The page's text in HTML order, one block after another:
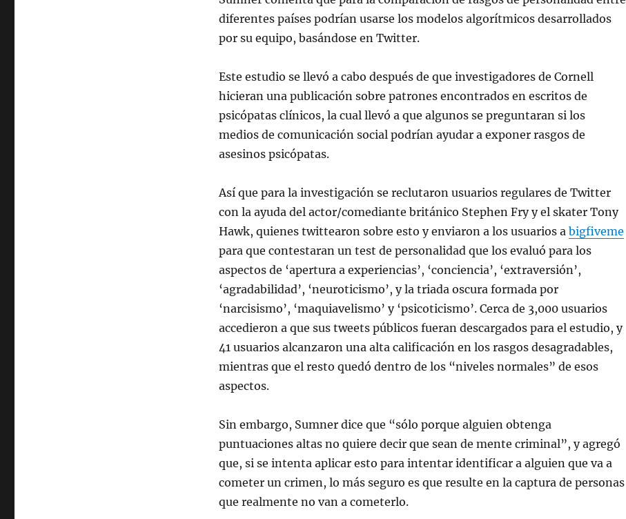
diferentes países podrían usarse los modelos algorítmicos desarrollados
por su equipo, basándose en Twitter.
Este estudio se llevó a cabo después de que investigadores de Cornell
hicieran una publicación sobre patrones encontrados en escritos de
psicópatas clínicos, la cual llevó a que algunos se preguntaran si los
medios de comunicación social podrían ayudar a exponer rasgos de
asesinos psicópatas.
Así que para la investigación se reclutaron usuarios regulares de Twitter
con la ayuda del actor/comediante británico Stephen Fry y el skater Tony
Hawk, quienes twittearon sobre esto y enviaron a los usuarios a bigfiveme
para que contestaran un test de personalidad que los evaluó para los
aspectos de ‘apertura a experiencias’, ‘conciencia’, ‘extraversión’,
‘agradabilidad’, ‘neuroticismo’, y la triada oscura formada por
‘narcisismo’, ‘maquiavelismo’ y ‘psicoticismo’. Cerca de 3,000 usuarios
accedieron a que sus tweets públicos fueran descargados para el estudio, y
41 usuarios alcanzaron una alta calificación en los rasgos desagradables,
mientras que el resto quedó dentro de los “niveles normales” de esos
aspectos.
Sin embargo, Sumner dice que “sólo porque alguien obtenga
puntuaciones altas no quiere decir que sean de mente criminal”, y agregó
que, si se intenta aplicar esto para intentar identificar a alguien que va a
cometer un crimen, lo más seguro es que resulte en la captura de personas
que realmente no van a cometerlo.